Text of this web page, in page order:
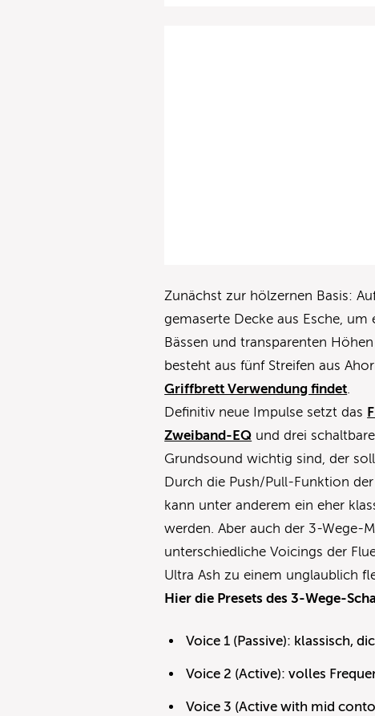
Zunächst zur hölzernen Basis:
gemaserte Decke aus Esche,
Bässen und transparenten
besteht aus fünf Streifen aus
Griffbrett Verwendung findet
Definitiv neue Impulse setzt das
Zweiband-EQ und drei
Grundsound wichtig sind, der
Durch die Push/Pull-Funktion
kann unter anderem ein eher
werden. Aber auch der 3-Wege-
unterschiedliche Voicings der
Ultra Ash zu einem unglaublich
Hier die Presets des 3-Wege-
Voice 1 (Passive): klassisch,
Voice 2 (Active): volles
Voice 3 (Active with mid